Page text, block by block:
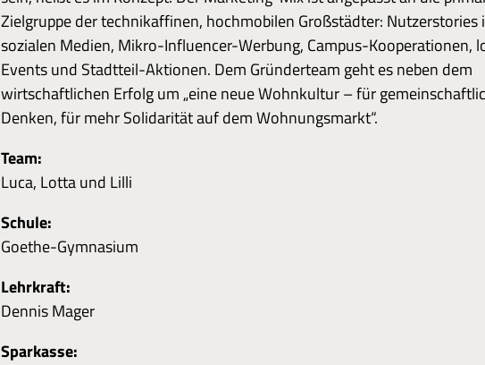
Zielgruppe der technikaffinen, hochmobilen Großstädter: Nutzerstories
sozialen Medien, Mikro-Influencer-Werbung, Campus-Kooperationen,
Events und Stadtteil-Aktionen. Dem Gründerteam geht es neben dem
wirtschaftlichen Erfolg um „eine neue Wohnkultur – für
Denken, für mehr Solidarität auf dem Wohnungsmarkt“.
Team:
Luca, Lotta und Lilli
Schule:
Goethe-Gymnasium
Lehrkraft:
Dennis Mager
Sparkasse: